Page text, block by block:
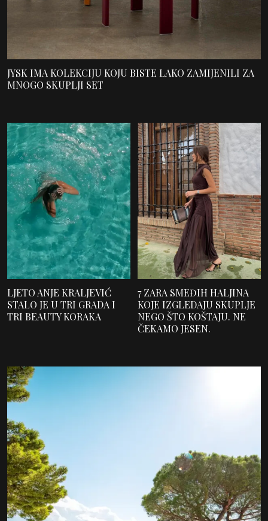
JYSK IMA KOLEKCIJU KOJU BISTE LAKO ZAMIJENILI ZA
MNOGO SKUPLJI SET
LJETO ANJE KRALJEVIĆ
STALO JE U TRI GRADA I
TRI BEAUTY KORAKA
7 ZARA SMEĐIH HALJINA
KOJE IZGLEDAJU SKUPLJE
NEGO ŠTO KOŠTAJU. NE
ČEKAMO JESEN.